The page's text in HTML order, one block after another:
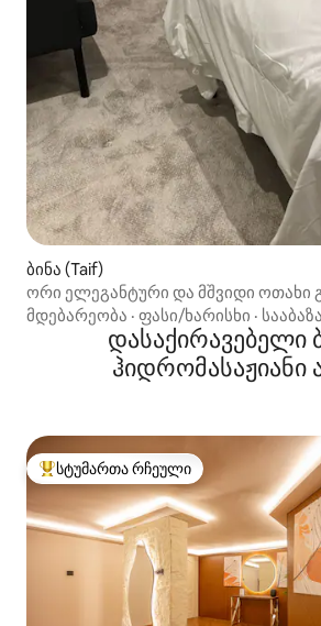
ბინა (Taif)
ორი ელეგანტური და მშვიდი ოთახი
სავარძლით (დამოუკიდებელი
მდებარეობა · ფასი/ხარისხი ·
დასაქირავებელი
ჰიდრომასაჟიანი
სტუმართა რჩეული მოწინავე ვარიანტი
სტუმართა რჩეული